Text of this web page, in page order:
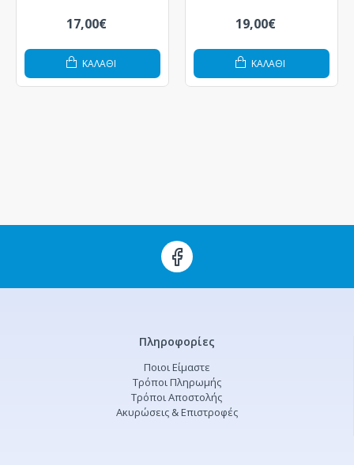
17,00€
ΚΑΛΆΘΙ
19,00€
ΚΑΛΆΘΙ
Πληροφορίες
Ποιοι Είμαστε
Τρόποι Πληρωμής
Τρόποι Αποστολής
Ακυρώσεις & Επιστροφές